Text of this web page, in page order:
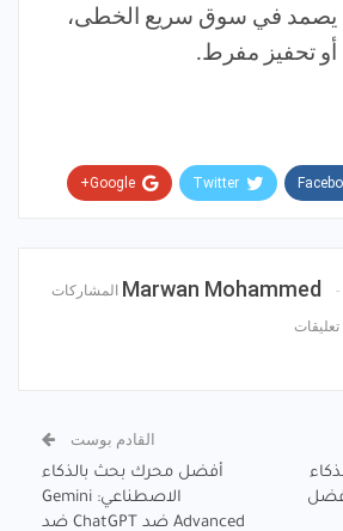
يصمد في سوق سريع الخطى،
تحفيز مفرط.
Twitter
Google+
Marwan Mohammed
القادم بوست
أفضل محرك بحث بالذكاء
الاصطناعي: Gemini
Advanced ضد ChatGPT ضد